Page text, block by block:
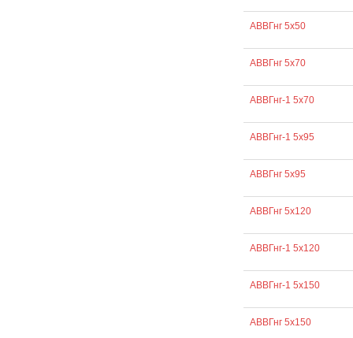
АВВГнг 5х50
АВВГнг 5х70
АВВГнг-1 5х70
АВВГнг-1 5х95
АВВГнг 5х95
АВВГнг 5х120
АВВГнг-1 5х120
АВВГнг-1 5х150
АВВГнг 5х150